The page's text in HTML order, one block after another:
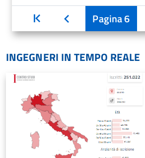
Inizio
Indietro
Pagina6
INGEGNERI IN TEMPO REALE